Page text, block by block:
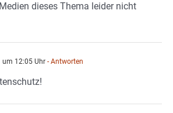
dieses Thema leider nicht
um 12:05 Uhr - Antworten